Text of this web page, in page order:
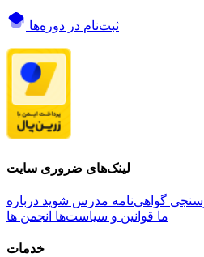
ثبت‌نام در دوره‌ها
لینک‌های ضروری سایت
گواهی‌نامه مدرس شوید درباره
ما قوانین و سیاست‌ها انجمن ها
خدمات